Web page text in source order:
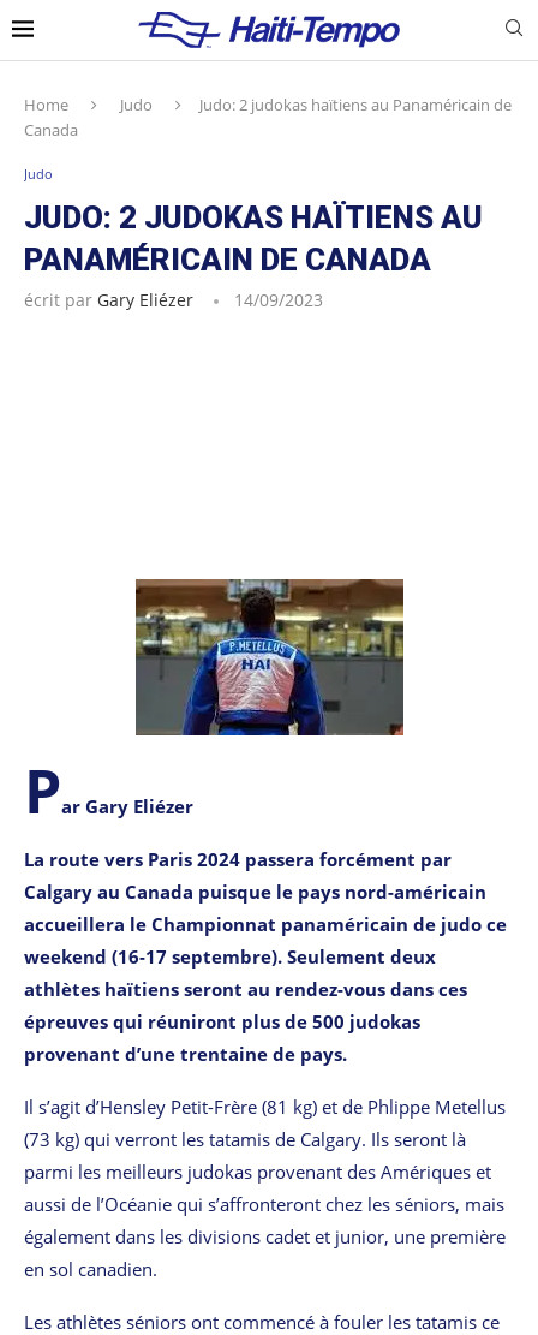
Home Judo
Judo: 2 judokas haïtiens au Panaméricain de
Canada
Judo
JUDO: 2 JUDOKAS HAÏTIENS AU
PANAMÉRICAIN DE CANADA
écrit par Gary Eliézer 14/09/2023
Par Gary Eliézer
La route vers Paris 2024 passera forcément par
Calgary au Canada puisque le pays nord-américain
accueillera le Championnat panaméricain de judo ce
weekend (16-17 septembre). Seulement deux
athlètes haïtiens seront au rendez-vous dans ces
épreuves qui réuniront plus de 500 judokas
provenant d’une trentaine de pays.
Il s’agit d’Hensley Petit-Frère (81 kg) et de Phlippe Metellus
(73 kg) qui verront les tatamis de Calgary. Ils seront là
parmi les meilleurs judokas provenant des Amériques et
aussi de l’Océanie qui s’affronteront chez les séniors, mais
également dans les divisions cadet et junior, une première
en sol canadien.
Les athlètes séniors ont commencé à fouler les tatamis ce